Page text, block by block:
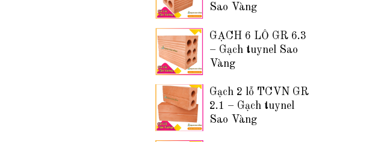
Sao Vàng
GẠCH 6 LỖ GR 6.3
– Gạch tuynel Sao
Vàng
Gạch 2 lỗ TCVN GR
2.1 – Gạch tuynel
Sao Vàng